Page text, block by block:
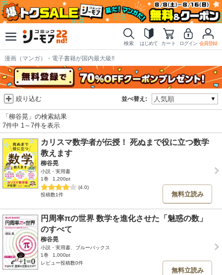
検索 はじめて カート ログイン 会員登録
漫画（マンガ）・電子書籍が国内最大級!!
並べ替え:
絞り込む
「柳谷晃」の検索結果
7件中 1～7件を表示
カリスマ数学者が伝授！ 死ぬまで役に立つ数学
教えます
柳谷晃
小説・実用書
1巻
1,200pt
(4.0)
投稿数1件
無料立読み
円周率πの世界 数学を進化させた「魅惑の数」
のすべて
柳谷晃
小説・実用書、ブルーバックス
1巻
1,000pt
レビュー投稿数0件
無料立読み